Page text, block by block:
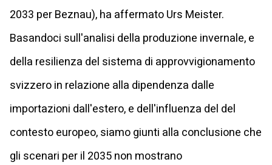
2033 per Beznau), ha affermato Urs Meister.
Basandoci sull'analisi della produzione invernale, e
della resilienza del sistema di approvvigionamento
svizzero in relazione alla dipendenza dalle
importazioni dall'estero, e dell'influenza del del
contesto europeo, siamo giunti alla conclusione che
gli scenari per il 2035 non mostrano